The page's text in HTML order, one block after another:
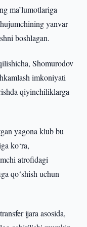
ma’lumotlariga
yanvar
boshlagan.
Shomurodov
imkoniyati
qiyinchiliklarga
yagona klub bu
ko‘ra,
atrofidagi
qo‘shish uchun
ijara asosida,